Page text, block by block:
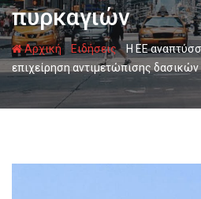
πυρκαγιών
Αρχική-Ειδήσεις- Η ΕΕ
επιχείρηση αντιμετώπισης